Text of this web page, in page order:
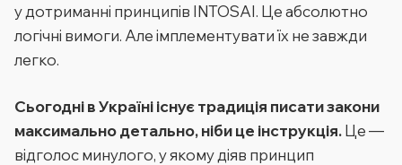
у дотриманні принципів INTOSAI. Це абсолютно
логічні вимоги. Але імплементувати їх не завжди
легко.
Сьогодні в Україні існує традиція писати закони
максимально детально, ніби це інструкція.Це —
відголос минулого, у якому діяв принцип